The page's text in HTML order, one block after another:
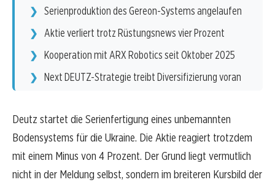
Serienproduktion des Gereon-Systems angelaufen
Aktie verliert trotz Rüstungsnews vier Prozent
Kooperation mit ARX Robotics seit Oktober 2025
Next DEUTZ-Strategie treibt Diversifizierung voran
Deutz startet die Serienfertigung eines unbemannten
Bodensystems für die Ukraine. Die Aktie reagiert trotzdem
mit einem Minus von 4 Prozent. Der Grund liegt vermutlich
nicht in der Meldung selbst, sondern im breiteren Kursbild der